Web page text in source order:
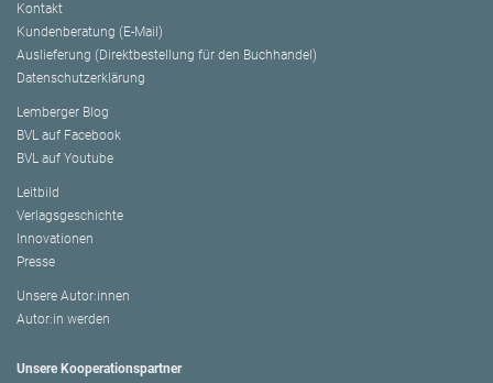
Kontakt
Kundenberatung (E-Mail)
Auslieferung (Direktbestellung für den Buchhandel)
Datenschutzerklärung
Lemberger Blog
BVL auf Facebook
BVL auf Youtube
Leitbild
Verlagsgeschichte
Innovationen
Presse
Unsere Autor:innen
Autor:in werden
Unsere Kooperationspartner